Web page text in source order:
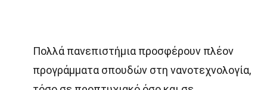
Πολλά πανεπιστήμια προσφέρουν πλέον
προγράμματα σπουδών στη νανοτεχνολογία,